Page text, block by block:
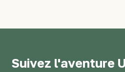
Suivez l'aventure